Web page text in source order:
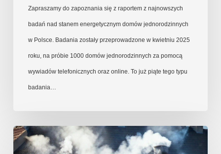
Zapraszamy do zapoznania się z raportem z najnowszych
badań nad stanem energetycznym domów jednorodzinnych
w Polsce. Badania zostały przeprowadzone w kwietniu 2025
roku, na próbie 1000 domów jednorodzinnych za pomocą
wywiadów telefonicznych oraz online. To już piąte tego typu
badania…
Ocena
działania